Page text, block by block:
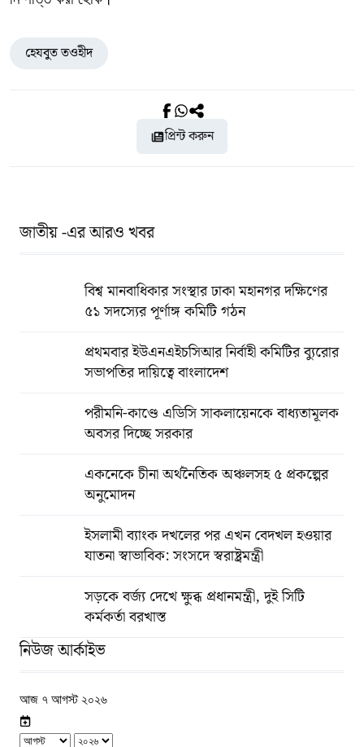
হেযবুত তওহীদ
প্রিন্ট করুন
জাতীয় -এর আরও খবর
বিশ্ব মানবাধিকার সংস্থার ঢাকা মহানগর দক্ষিণের
৫১ সদস্যের পূর্ণাঙ্গ কমিটি গঠন
প্রথমবার ইউএনএইচসিআর নির্বাহী কমিটির ব্যুরোর
সভাপতির দায়িত্বে বাংলাদেশ
পরীমনি-কাণ্ডে এডিসি সাকলায়েনকে বাধ্যতামূলক
অবসর দিচ্ছে সরকার
একনেকে চীনা অর্থনৈতিক অঞ্চলসহ ৫ প্রকল্পের
অনুমোদন
ইসলামী ব্যাংক দখলের পর এখন বেদখল হওয়ার
যাতনা স্বাভাবিক: সংসদে স্বরাষ্ট্রমন্ত্রী
সড়কে বর্জ্য দেখে ক্ষুব্ধ প্রধানমন্ত্রী, দুই সিটি
কর্মকর্তা বরখাস্ত
নিউজ আর্কাইভ
আজ ৭ আগস্ট ২০২৬